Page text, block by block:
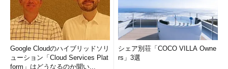
表示する項目を変更する
表示項目を「-o 」オプションで変更できます。例えば、ブロッ
クデバイス名とサイズだけを表示したい場合は「lsblk -o
NAME,SIZE」のように指定します（画面2
Google Cloudのハイブリッドソリ
ューション「Cloud Services Plat
form」はどうなるのか聞い...
シェア別荘「COCO VILLA Owne
rs」3選